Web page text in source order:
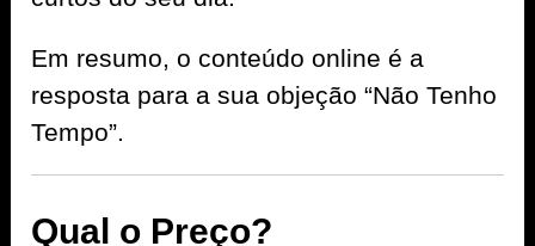
Em resumo, o conteúdo online é a
resposta para a sua objeção “Não Tenho
Tempo”.
Qual o Preço?